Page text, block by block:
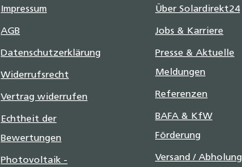
Impressum
AGB
Datenschutzerklärung
Widerrufsrecht
Vertrag widerrufen
Echtheit der
Bewertungen
Photovoltaik -
Über Solardirekt24
Jobs & Karriere
Presse & Aktuelle
Meldungen
Referenzen
BAFA & KfW
Förderung
Versand / Abholung